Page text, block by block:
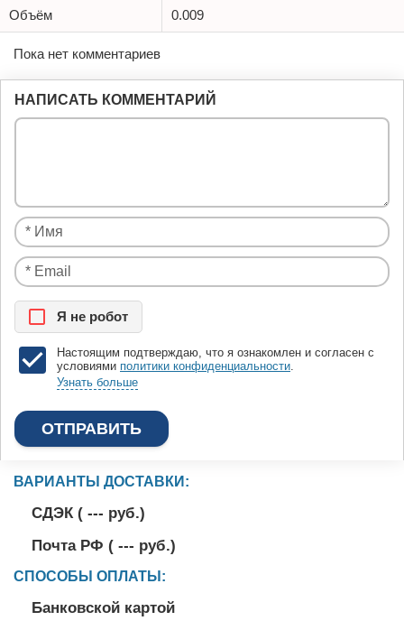
Объём 0.009
Пока нет комментариев
НАПИСАТЬ КОММЕНТАРИЙ
Я нe рoбoт
Настоящим подтверждаю, что я ознакомлен и согласен с
условиями политики конфиденциальности
Узнать больше
ВАРИАНТЫ ДОСТАВКИ:
СДЭК ( --- руб.)
Почта РФ ( --- руб.)
СПОСОБЫ ОПЛАТЫ:
Банковской картой